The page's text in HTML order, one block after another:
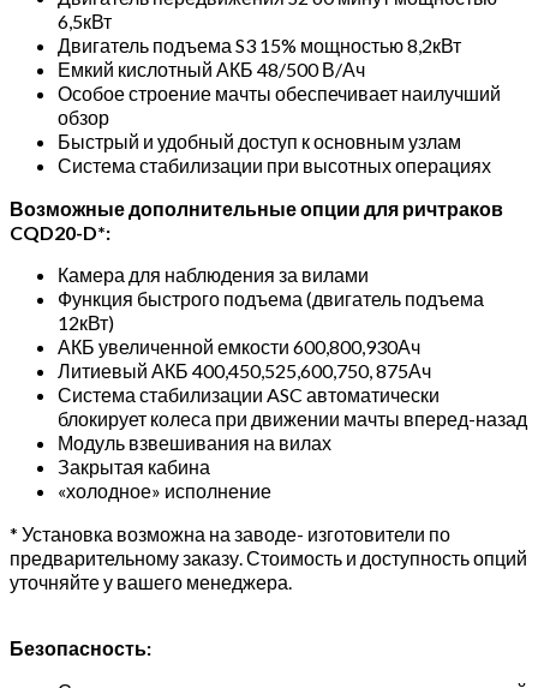
6,5кВт
Двигатель подъема S3 15% мощностью 8,2кВт
Емкий кислотный АКБ 48/500 В/Ач
Особое строение мачты обеспечивает наилучший
обзор
Быстрый и удобный доступ к основным узлам
Система стабилизации при высотных операциях
Возможные дополнительные опции для ричтраков
CQD20-D*:
Камера для наблюдения за вилами
Функция быстрого подъема (двигатель подъема
12кВт)
АКБ увеличенной емкости 600,800,930Ач
Литиевый АКБ 400,450,525,600,750, 875Ач
Система стабилизации ASC автоматически
блокирует колеса при движении мачты вперед-назад
Модуль взвешивания на вилах
Закрытая кабина
«холодное» исполнение
* Установка возможна на заводе- изготовители по
предварительному заказу. Стоимость и доступность опций
уточняйте у вашего менеджера.
Безопасность: